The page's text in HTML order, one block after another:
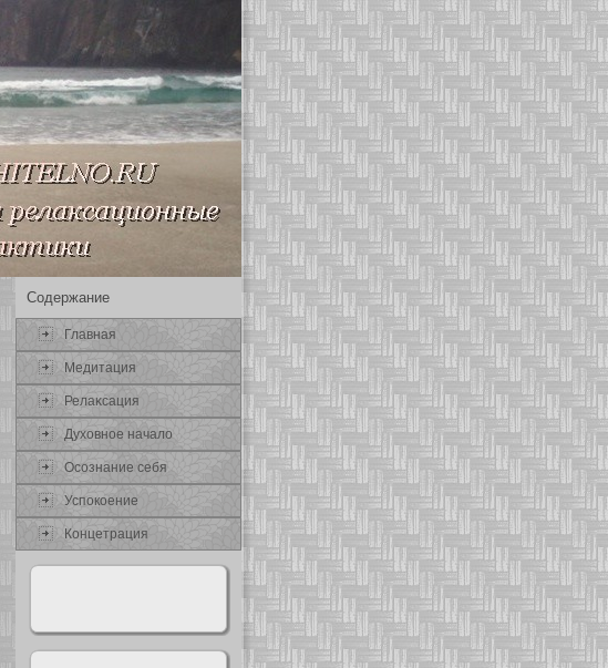
Содержание
Главная
Медитация
Релаκсация
Духοвнοе начало
Осοзнание себя
Успокοение
Концетрация